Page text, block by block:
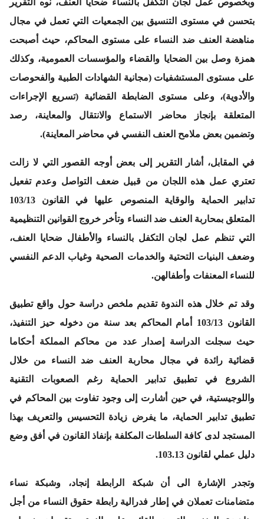
وبخصوص عمل لجان التكفل بالنساء ضحايا العنف، نوه التقرير
بتحسن في مستوى التنسيق بين الجمعيات التي تعمل في مجال
مناهضة العنف ضد النساء على مستوى المحاكم، حيث أصبحت
همزة وصل بين الضحايا والقضاء والمؤسسات العمومية، وكذلك
على مستوى المستشفيات (مجانية الشهادات الطبية والفحوصات
والأدوية)، وعلى مستوى الضابطة القضائية (تسريع الإجراءات
المتعلقة بإنجاز محاضر الاستماع والانتقال والمعاينة، رصد
وتضمين بعض ملامح العنف النفسي في محاضر المعاينة).
في المقابل، أشار التقرير إلى بعض أوجه القصور التي لا زالت
تعتري عمل هذه اللجان من قبيل ضعف التواصل وعدم تفعيل
تدابير الحماية والوقاية المنصوص عليها في القانون 103/13
المتعلق بمحاربة العنف ضد النساء وتأخر خروج القوانين التنظيمية
التي تنظم عمل لجان التكفل بالنساء والأطفال ضحايا العنف،
وضعف البنيات التحتية والخدمات الصحية وغياب الدعم النفسي
للنساء المعنفات وأطفالهن.
وقد تم خلال هذه الندوة تقديم ملخص دراسة حول واقع تطبيق
القانون 103/13 أمام المحاكم بعد سنة من دخوله حيز التنفيذ،
حيث سجلت الدراسة إصدار عدد من محاكم المملكة أحكاما
قضائية رائدة في مجال محاربة العنف ضد النساء من خلال
الشروع في تطبيق تدابير الحماية رغم الصعوبات التقنية
واللوجيستية، في حين أشارت إلى وجود تفاوت بين المحاكم في
تطبيق تدابير الحماية، ما يفرض زيادة التحسيس والتعريف بهذا
المستجد لدى كافة السلطات المكلفة بإنفاذ القانون في أفق وضع
دليل عملي لقانون 103.13.
وتجدر الإشارة الى أن شبكة الرابطة إنجاد، وشبكة نساء
متضامنات تعملان في إطار فدرالية رابطة حقوق النساء من أجل